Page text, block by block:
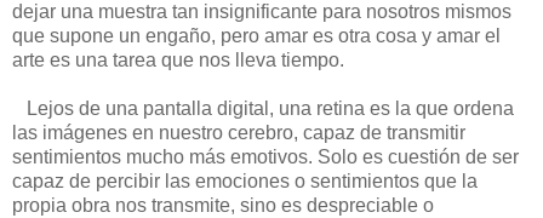
dejar una muestra tan insignificante para nosotros mismos
que supone un engaño, pero amar es otra cosa y amar el
arte es una tarea que nos lleva tiempo.
Lejos de una pantalla digital, una retina es la que ordena
las imágenes en nuestro cerebro, capaz de transmitir
sentimientos mucho más emotivos. Solo es cuestión de ser
capaz de percibir las emociones o sentimientos que la
propia obra nos transmite, sino es despreciable o